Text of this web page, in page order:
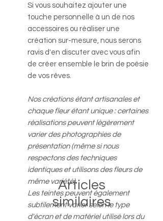
Si vous souhaitez ajouter une
touche personnelle à un de nos
accessoires ou réaliser une
création sur-mesure, nous serons
ravis d'en discuter avec vous afin
de créer ensemble le brin de poésie
de vos rêves.
Nos créations étant artisanales et
chaque fleur étant unique : certaines
réalisations peuvent légèrement
varier des photographies de
présentation (même si nous
respectons des techniques
identiques et utilisons des fleurs de
même variété).
Les teintes peuvent également
subtilement varier selon le type
d'écran et de matériel utilisé lors du
Articles
similaires